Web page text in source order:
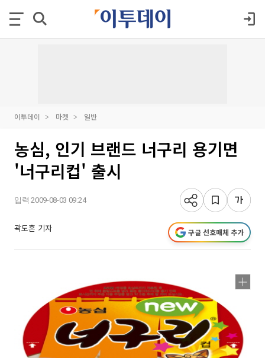
이투데이 마켓 일반
농심, 인기 브랜드 너구리 용기면
'너구리컵' 출시
입력 2009-08-03 09:24
곽도흔 기자 구글 선호매체 추가